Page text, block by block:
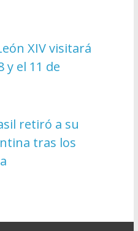
XIV visitará
y el 11 de
retiró a su
tras los